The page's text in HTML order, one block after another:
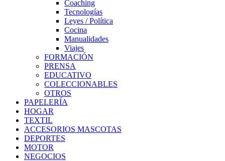
Coaching
Tecnologías
Leyes / Política
Cocina
Manualidades
Viajes
FORMACIÓN
PRENSA
EDUCATIVO
COLECCIONABLES
OTROS
PAPELERÍA
HOGAR
TEXTIL
ACCESORIOS MASCOTAS
DEPORTES
MOTOR
NEGOCIOS